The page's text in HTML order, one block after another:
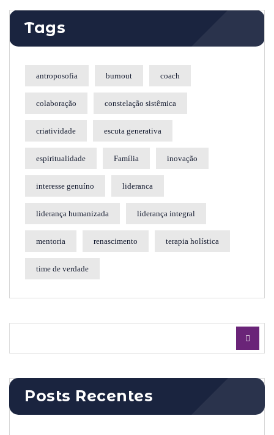
Tags
antroposofia burnout coach
colaboração constelação sistêmica
criatividade escuta generativa
espiritualidade Família inovação
interesse genuíno lideranca
liderança humanizada liderança integral
mentoria renascimento terapia holística
time de verdade
Posts Recentes